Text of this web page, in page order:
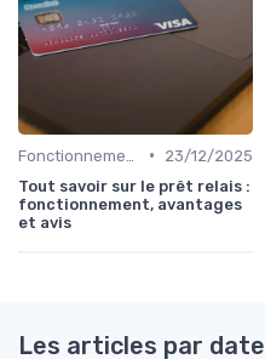
•
23/12/2025
Tout savoir sur le prêt relais :
fonctionnement, avantages
et avis
Les articles par date